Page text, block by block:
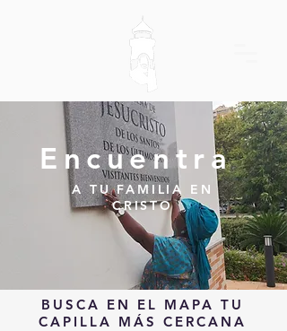
Encuentra
A TU FAMILIA EN
CRISTO
BUSCA EN EL MAPA TU
CAPILLA MÁS CERCANA